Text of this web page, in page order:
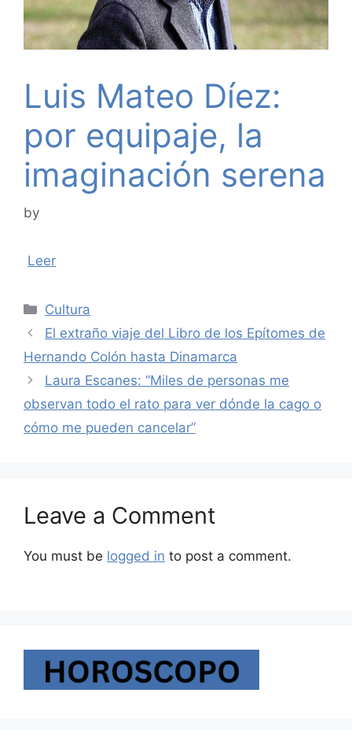
Luis Mateo Díez:
por equipaje, la
imaginación serena
by
Leer
Categories
Cultura
El extraño viaje del Libro de los Epítomes de
Hernando Colón hasta Dinamarca
Laura Escanes: “Miles de personas me
observan todo el rato para ver dónde la cago o
cómo me pueden cancelar”
Leave a Comment
You must be logged in to post a comment.